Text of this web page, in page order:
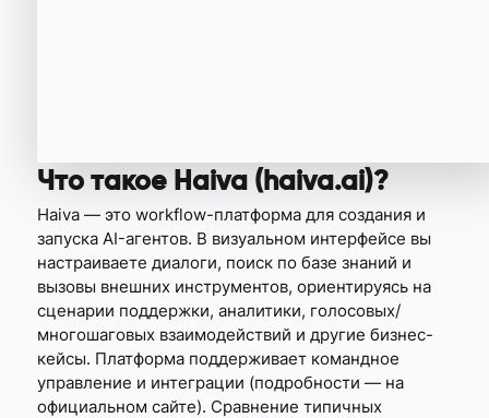
Что такое Haiva (haiva.ai)?
Haiva — это workflow-платформа для создания и
запуска AI-агентов. В визуальном интерфейсе вы
настраиваете диалоги, поиск по базе знаний и
вызовы внешних инструментов, ориентируясь на
сценарии поддержки, аналитики, голосовых/
многошаговых взаимодействий и другие бизнес-
кейсы. Платформа поддерживает командное
управление и интеграции (подробности — на
официальном сайте). Сравнение типичных